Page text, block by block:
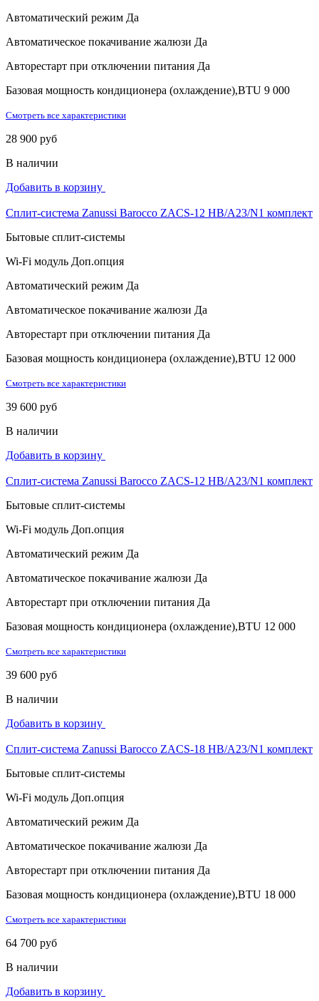
Автоматический режим Да
Автоматическое покачивание жалюзи Да
Авторестарт при отключении питания Да
Базовая мощность кондиционера (охлаждение),BTU 9 000
Смотреть все характеристики
28 900 руб
В наличии
Добавить в корзину
Сплит-система Zanussi Barocco ZACS-12 HB/A23/N1 комплект
Бытовые сплит-системы
Wi-Fi модуль Доп.опция
Автоматический режим Да
Автоматическое покачивание жалюзи Да
Авторестарт при отключении питания Да
Базовая мощность кондиционера (охлаждение),BTU 12 000
Смотреть все характеристики
39 600 руб
В наличии
Добавить в корзину
Сплит-система Zanussi Barocco ZACS-12 HB/A23/N1 комплект
Бытовые сплит-системы
Wi-Fi модуль Доп.опция
Автоматический режим Да
Автоматическое покачивание жалюзи Да
Авторестарт при отключении питания Да
Базовая мощность кондиционера (охлаждение),BTU 12 000
Смотреть все характеристики
39 600 руб
В наличии
Добавить в корзину
Сплит-система Zanussi Barocco ZACS-18 HB/A23/N1 комплект
Бытовые сплит-системы
Wi-Fi модуль Доп.опция
Автоматический режим Да
Автоматическое покачивание жалюзи Да
Авторестарт при отключении питания Да
Базовая мощность кондиционера (охлаждение),BTU 18 000
Смотреть все характеристики
64 700 руб
В наличии
Добавить в корзину